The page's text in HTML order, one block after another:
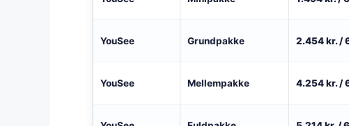
YouSee Grundpakke 2.454 kr. /
YouSee Mellempakke 4.254 kr. /